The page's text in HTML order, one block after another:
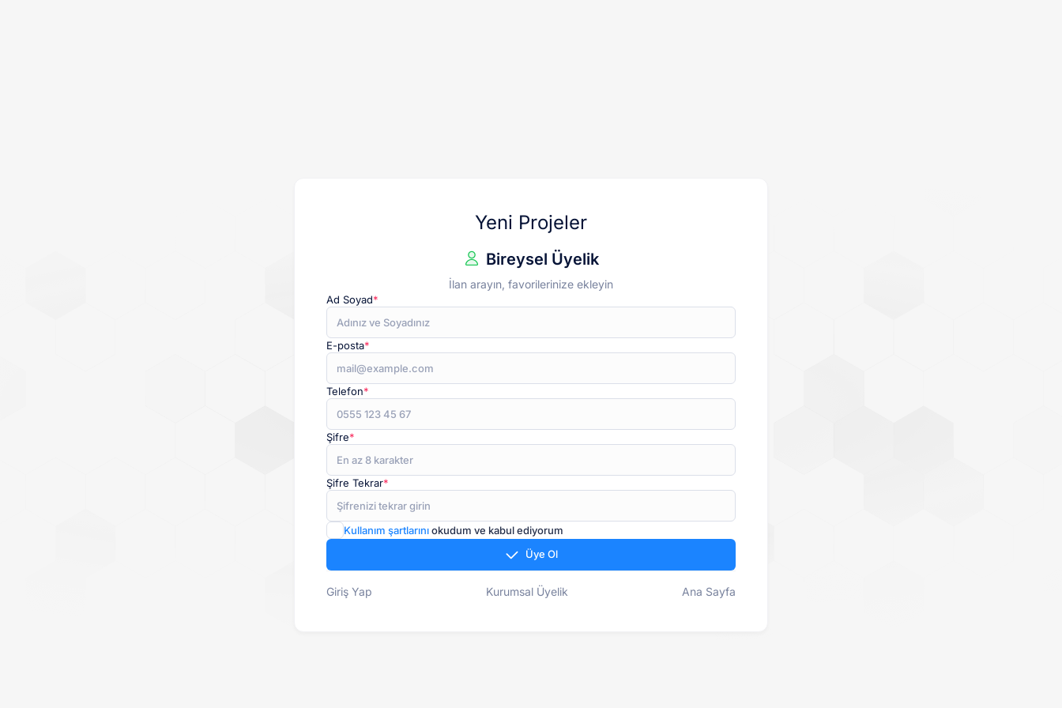
Yeni Projeler
Bireysel Üyelik
İlan arayın, favorilerinize ekleyin
Ad Soyad*
E-posta*
Telefon*
Şifre*
Şifre Tekrar*
Kullanım şartlarınıokudum ve kabul ediyorum
Üye Ol
Giriş Yap Kurumsal Üyelik Ana Sayfa